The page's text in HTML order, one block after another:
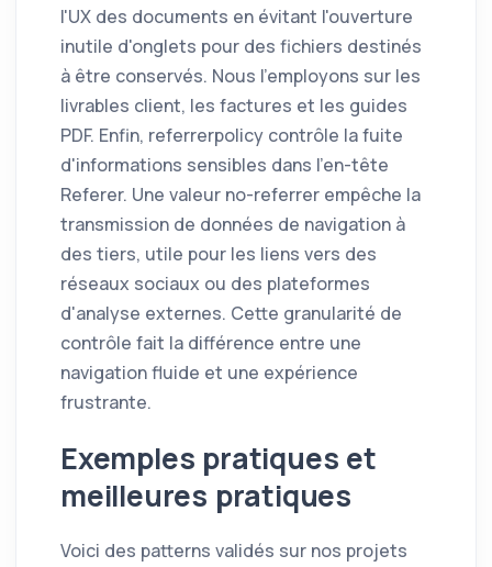
l'UX des documents en évitant l'ouverture
inutile d'onglets pour des fichiers destinés
à être conservés. Nous l'employons sur les
livrables client, les factures et les guides
PDF. Enfin, referrerpolicy contrôle la fuite
d'informations sensibles dans l'en-tête
Referer. Une valeur no-referrer empêche la
transmission de données de navigation à
des tiers, utile pour les liens vers des
réseaux sociaux ou des plateformes
d'analyse externes. Cette granularité de
contrôle fait la différence entre une
navigation fluide et une expérience
frustrante.
Exemples pratiques et
meilleures pratiques
Voici des patterns validés sur nos projets